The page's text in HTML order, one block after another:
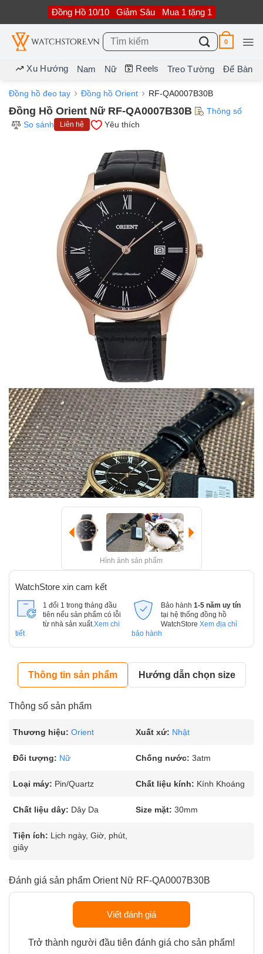
nội
dung
Đồng Hồ 10/10 Giảm Sâu Mua 1 tặng 1
Tìm
kiếm:
0
Xu Hướng Nam Nữ Reels Treo Tường Để Bàn
Đồng hồ đeo tay Đồng hồ Orient RF-QA0007B30B
Đồng Hồ Orient Nữ RF-QA0007B30B
Thông số
So sánh
Liên hệ Yêu thích
Hình ảnh sản phẩm
WatchStore xin cam kết
1 đổi 1 trong tháng đầu
tiên nếu sản phẩm có lỗi
từ nhà sản xuất. Xem chi
tiết
Bảo hành 1-5 năm uy tín
tại hệ thống đồng hồ
WatchStore Xem địa chỉ
bảo hành
Thông tin sản phẩm Hướng dẫn chọn size
Thông số sản phẩm
Thương hiệu: Orient Xuất xứ: Nhật
Đối tượng: Nữ Chống nước: 3atm
Loại máy: Pin/Quartz Chất liệu kính: Kính Khoáng
Chất liệu dây: Dây Da Size mặt: 30mm
Tiện ích: Lịch ngày, Giờ, phút,
giây
Đánh giá sản phẩm Orient Nữ RF-QA0007B30B
Viết đánh giá
Trở thành người đầu tiên đánh giá cho sản phẩm!